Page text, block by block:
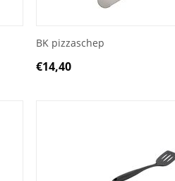
BK pizzaschep
€14,40